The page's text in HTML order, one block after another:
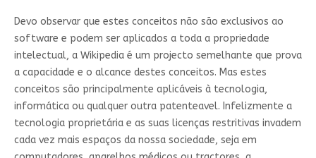
Devo observar que estes conceitos não são exclusivos ao
software e podem ser aplicados a toda a propriedade
intelectual, a Wikipedia é um projecto semelhante que prova
a capacidade e o alcance destes conceitos. Mas estes
conceitos são principalmente aplicáveis à tecnologia,
informática ou qualquer outra patenteavel. Infelizmente a
tecnologia proprietária e as suas licenças restritivas invadem
cada vez mais espaços da nossa sociedade, seja em